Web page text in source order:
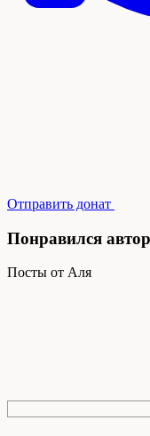
Отправить донат
Понравился
Посты от Аля